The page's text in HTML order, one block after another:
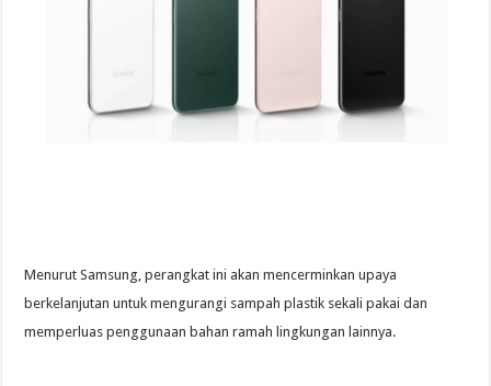
Menurut Samsung, perangkat ini akan mencerminkan upaya
berkelanjutan untuk mengurangi sampah plastik sekali pakai dan
memperluas penggunaan bahan ramah lingkungan lainnya.